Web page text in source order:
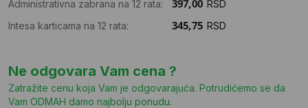
Administrativna zabrana na 12 rata:
RSD
Intesa karticama na 12 rata:
RSD
Ne odgovara Vam cena ?
Zatražite cenu koja Vam je odgovarajuća. Potrudićemo se da
Vam ODMAH damo najbolju ponudu.